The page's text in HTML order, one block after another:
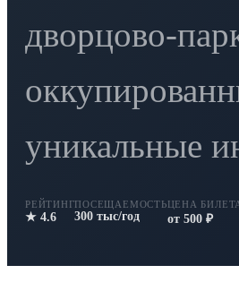
дворцово-
уникальные
РЕЙТИНГ
★ 4.6
ПОСЕЩАЕМОСТЬ
300 тыс/год
ЦЕНА
от 500 ₽